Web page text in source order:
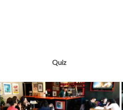
Quiz